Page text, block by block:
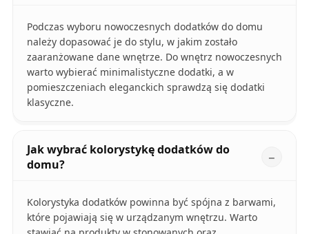
Podczas wyboru nowoczesnych dodatków do domu
należy dopasować je do stylu, w jakim zostało
zaaranżowane dane wnętrze. Do wnętrz nowoczesnych
warto wybierać minimalistyczne dodatki, a w
pomieszczeniach eleganckich sprawdzą się dodatki
klasyczne.
Jak wybrać kolorystykę dodatków do
domu?
Kolorystyka dodatków powinna być spójna z barwami,
które pojawiają się w urządzanym wnętrzu. Warto